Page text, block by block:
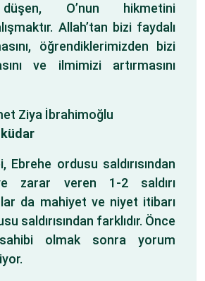
O’nun hikmetini
Allah’tan bizi faydalı
öğrendiklerimizden bizi
ve ilmimizi artırmasını
Ziya İbrahimoğlu
Ebrehe ordusu saldırısından
zarar veren 1-2 saldırı
da mahiyet ve niyet itibarı
saldırısından farklıdır. Önce
olmak sonra yorum